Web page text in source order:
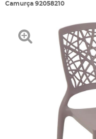
Camurça 92058210